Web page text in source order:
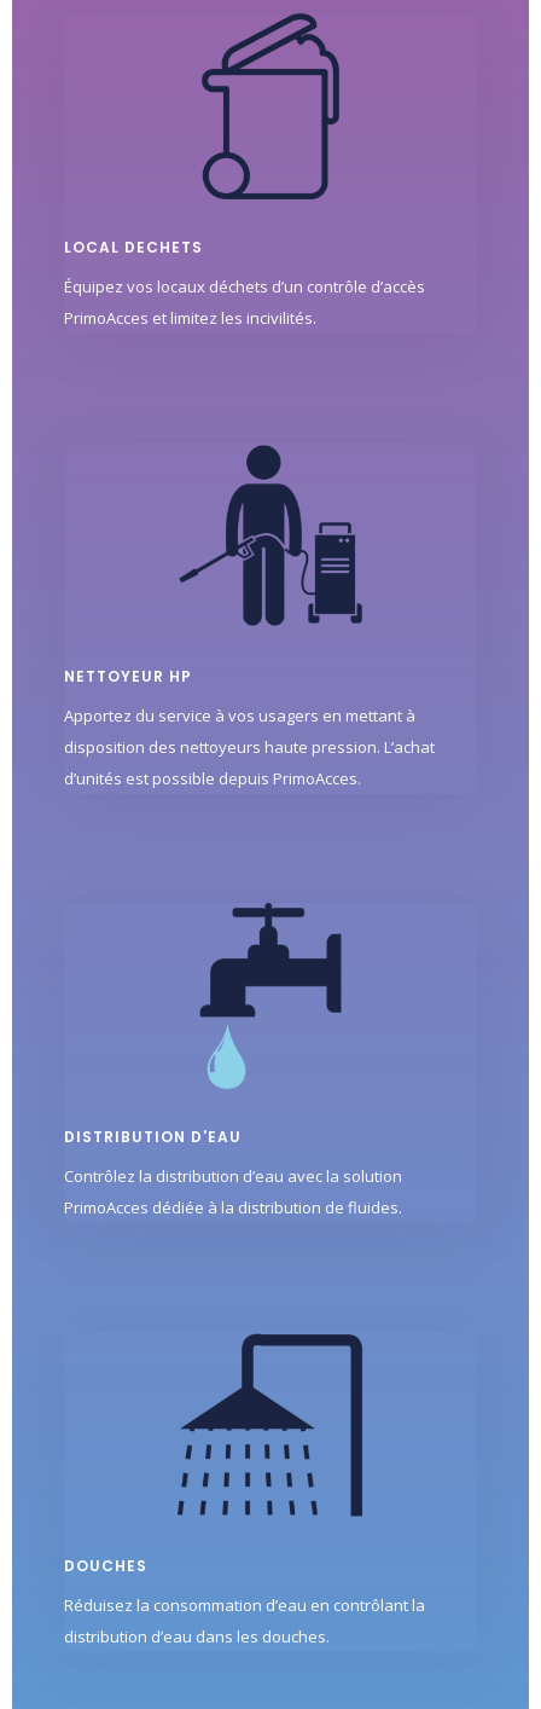
LOCAL DECHETS
Équipez vos locaux déchets d’un contrôle d’accès
PrimoAcces et limitez les incivilités.
NETTOYEUR HP
Apportez du service à vos usagers en mettant à
disposition des nettoyeurs haute pression. L’achat
d’unités est possible depuis PrimoAcces.
DISTRIBUTION D'EAU
Contrôlez la distribution d’eau avec la solution
PrimoAcces dédiée à la distribution de fluides.
DOUCHES
Réduisez la consommation d’eau en contrôlant la
distribution d’eau dans les douches.